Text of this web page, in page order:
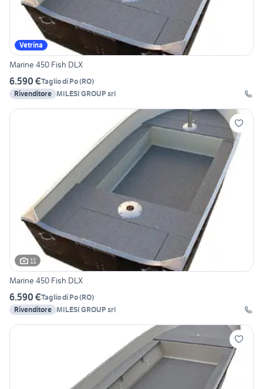
Vetrina
Marine 450 Fish DLX
6.590 €Taglio di Po(RO)
Rivenditore MILESI GROUP srl
11
Marine 450 Fish DLX
6.590 €Taglio di Po(RO)
Rivenditore MILESI GROUP srl